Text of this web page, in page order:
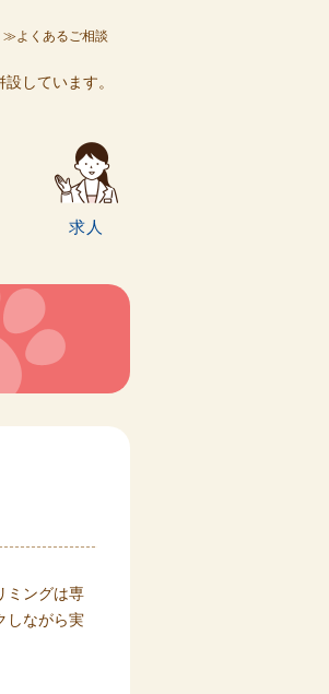
しています。
≫よくあるご相談
求人
ミングは専
しながら実